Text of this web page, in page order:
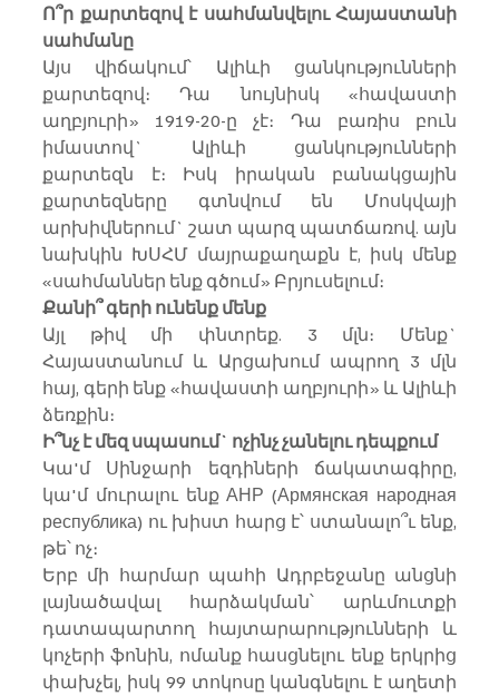
Ո՞ր քարտեզով է սահմանվելու Հայաստանի
սահմանը
Այս վիճակում՝ Ալիևի ցանկությունների
քարտեզով։ Դա նույնիսկ «հավաստի
աղբյուրի» 1919-20-ը չէ։ Դա բառիս բուն
իմաստով` Ալիևի ցանկությունների
քարտեզն է։ Իսկ իրական բանակցային
քարտեզները գտնվում են Մոսկվայի
արխիվներում` շատ պարզ պատճառով. այն
նախկին ԽՍՀՄ մայրաքաղաքն է, իսկ մենք
«սահմաններ ենք գծում» Բրյուսելում։
Քանի՞ գերի ունենք մենք
Այլ թիվ մի փնտրեք. 3 մլն։ Մենք`
Հայաստանում և Արցախում ապրող 3 մլն
հայ, գերի ենք «հավաստի աղբյուրի» և Ալիևի
ձեռքին։
Ի՞նչ է մեզ սպասում` ոչինչ չանելու դեպքում
Կա'մ Սինջարի եզդիների ճակատագիրը,
կա'մ մուրալու ենք АНР (Армянская народная
республика) ու խիստ հարց է՝ ստանալո՞ւ ենք,
թե՝ ոչ։
Երբ մի հարմար պահի Ադրբեջանը անցնի
լայնածավալ հարձակման՝ արևմուտքի
դատապարտող հայտարարությունների և
կոչերի ֆոնին, ոմանք հասցնելու ենք երկրից
փախչել, իսկ 99 տոկոսը կանգնելու է աղետի